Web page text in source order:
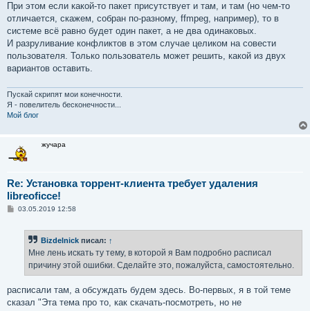
При этом если какой-то пакет присутствует и там, и там (но чем-то
отличается, скажем, собран по-разному, ffmpeg, например), то в
системе всё равно будет один пакет, а не два одинаковых.
И разруливание конфликтов в этом случае целиком на совести
пользователя. Только пользователь может решить, какой из двух
вариантов оставить.
Пускай скрипят мои конечности.
Я - повелитель бесконечности...
Мой блог
жучара
Re: Установка торрент-клиента требует удаления
libreoficce!
С03.05.2019 12:58
Bizdelnick писал: ↑
Мне лень искать ту тему, в которой я Вам подробно расписал
причину этой ошибки. Сделайте это, пожалуйста, самостоятельно.
расписали там, а обсуждать будем здесь. Во-первых, я в той теме
сказал "Эта тема про то, как скачать-посмотреть, но не